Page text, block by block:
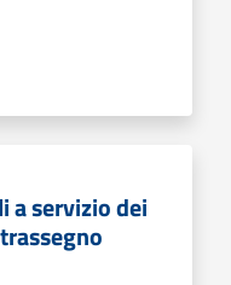
a servizio dei